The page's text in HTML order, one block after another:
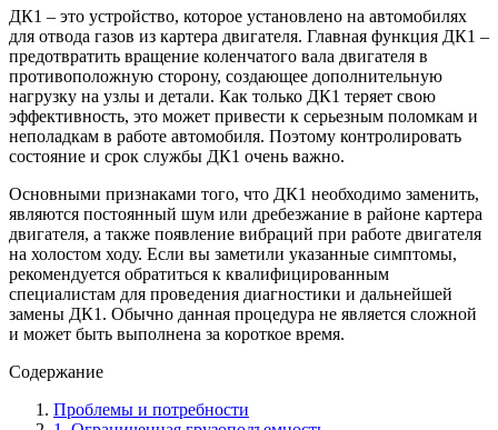
ДК1 – это устройство, которое установлено на автомобилях
для отвода газов из картера двигателя. Главная функция ДК1 –
предотвратить вращение коленчатого вала двигателя в
противоположную сторону, создающее дополнительную
нагрузку на узлы и детали. Как только ДК1 теряет свою
эффективность, это может привести к серьезным поломкам и
неполадкам в работе автомобиля. Поэтому контролировать
состояние и срок службы ДК1 очень важно.
Основными признаками того, что ДК1 необходимо заменить,
являются постоянный шум или дребезжание в районе картера
двигателя, а также появление вибраций при работе двигателя
на холостом ходу. Если вы заметили указанные симптомы,
рекомендуется обратиться к квалифицированным
специалистам для проведения диагностики и дальнейшей
замены ДК1. Обычно данная процедура не является сложной
и может быть выполнена за короткое время.
Содержание
Проблемы и потребности